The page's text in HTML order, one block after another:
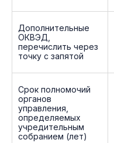
Дополнительные
ОКВЭД,
перечислить через
точку с запятой
Срок полномочий
органов
управления,
определяемых
учредительным
собранием (лет)